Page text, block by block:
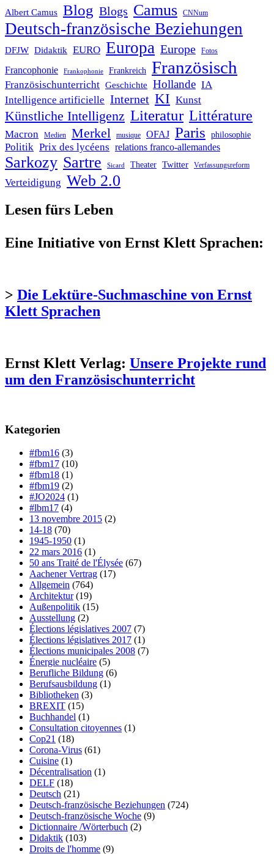
Albert Camus Blog Blogs Camus CNNum
Deutsch-französische Beziehungen
DFJW Didaktik EURO Europa Europe Fotos
Francophonie Frankophonie Frankreich Französisch
Französischunterricht Geschichte Hollande IA
Intelligence artificielle Internet KI Kunst
Künstliche Intelligenz Literatur Littérature
Macron Medien Merkel musique OFAJ Paris philosophie
Politik Prix des lycéens relations franco-allemandes
Sarkozy Sartre Sicard Theater Twitter Verfassungsreform
Verteidigung Web 2.0
Lesen fürs Leben
Eine Initiative von Ernst Klett Sprachen:
> Die Lektüre-Suchmaschine von Ernst
Klett Sprachen
Ernst Klett Verlag: Unsere Projekte rund
um den Französischunterricht
Kategorien
#fbm16 (3)
#fbm17 (10)
#fbm18 (1)
#fbm19 (2)
#JO2024 (1)
#lbm17 (4)
13 novembre 2015 (2)
14-18 (70)
1945-1950 (1)
22 mars 2016 (1)
50 ans Traité de l'Élysée (67)
Aachener Vertrag (17)
Allgemein (764)
Architektur(19)
Außenpolitik (15)
Ausstellung (2)
Élections législatives 2007 (7)
Élections législatives 2017 (1)
Élections municipales 2008 (7)
Énergie nucléaire (5)
Berufliche Bildung (6)
Berufsausbildung (1)
Bibliotheken (3)
BREXIT (15)
Buchhandel (1)
Consultation citoyennes (1)
Cop21 (18)
Corona-Virus (61)
Cuisine (1)
Décentralisation (1)
DELF (18)
Deutsch (21)
Deutsch-französische Beziehungen (724)
Deutsch-französische Woche (9)
Dictionnaire /Wörterbuch (2)
Didaktik (103)
Droits de l'homme (9)